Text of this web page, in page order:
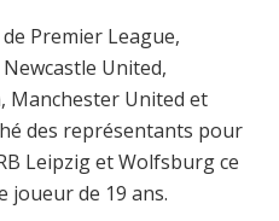
Premier League,
Newcastle United,
Manchester United et
des représentants pour
Leipzig et Wolfsburg ce
joueur de 19 ans.